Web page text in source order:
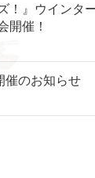
！』ウインタ
開催！
催のお知らせ